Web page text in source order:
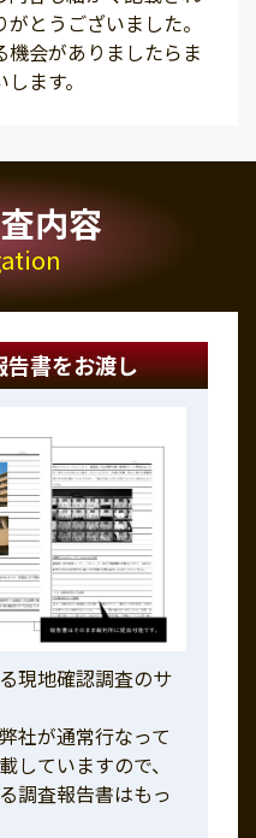
とうございました。
機会がありましたらま
ます。
内容
告書をお渡し
現地確認調査のサ
社が通常行なって
していますので、
調査報告書はもっ